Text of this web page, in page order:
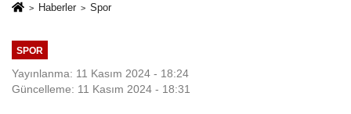
Haberler Spor
SPOR
Yayınlanma: 11 Kasım 2024 - 18:24
Güncelleme: 11 Kasım 2024 - 18:31